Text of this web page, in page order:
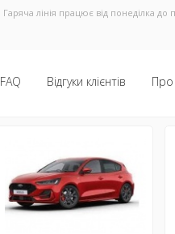
Гаряча лінія працює від понеділка до
FAQ Відгуки клієнтів Про